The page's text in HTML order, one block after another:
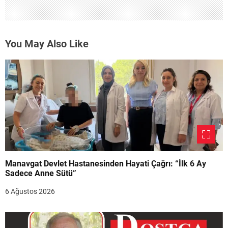
You May Also Like
Manavgat Devlet Hastanesinden Hayati Çağrı: “İlk 6 Ay
Sadece Anne Sütü”
6 Ağustos 2026